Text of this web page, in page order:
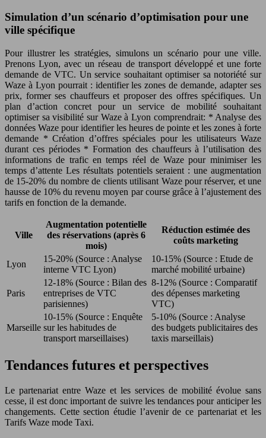
Simulation d’un scénario d’optimisation pour une
ville spécifique
Pour illustrer les stratégies, simulons un scénario pour une ville.
Prenons Lyon, avec un réseau de transport développé et une forte
demande de VTC. Un service souhaitant optimiser sa notoriété sur
Waze à Lyon pourrait : identifier les zones de demande, adapter ses
prix, former ses chauffeurs et proposer des offres spécifiques. Un
plan d’action concret pour un service de mobilité souhaitant
optimiser sa visibilité sur Waze à Lyon comprendrait: * Analyse des
données Waze pour identifier les heures de pointe et les zones à forte
demande * Création d’offres spéciales pour les utilisateurs Waze
durant ces périodes * Formation des chauffeurs à l’utilisation des
informations de trafic en temps réel de Waze pour minimiser les
temps d’attente Les résultats potentiels seraient : une augmentation
de 15-20% du nombre de clients utilisant Waze pour réserver, et une
hausse de 10% du revenu moyen par course grâce à l’ajustement des
tarifs en fonction de la demande.
Ville
Augmentation potentielle
des réservations (après 6
mois)
Réduction estimée des
coûts marketing
Lyon
15-20% (Source : Analyse
interne VTC Lyon)
10-15% (Source : Etude de
marché mobilité urbaine)
Paris
12-18% (Source : Bilan des
entreprises de VTC
parisiennes)
8-12% (Source : Comparatif
des dépenses marketing
VTC)
Marseille
10-15% (Source : Enquête
sur les habitudes de
transport marseillaises)
5-10% (Source : Analyse
des budgets publicitaires des
taxis marseillais)
Tendances futures et perspectives
Le partenariat entre Waze et les services de mobilité évolue sans
cesse, il est donc important de suivre les tendances pour anticiper les
changements. Cette section étudie l’avenir de ce partenariat et les
Tarifs Waze mode Taxi.